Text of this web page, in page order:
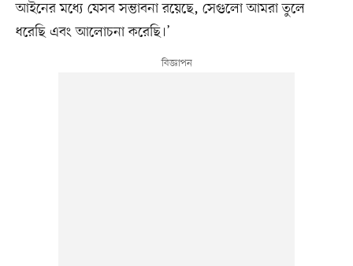
আইনের মধ্যে যেসব সম্ভাবনা রয়েছে, সেগুলো আমরা তুলে
ধরেছি এবং আলোচনা করেছি।’